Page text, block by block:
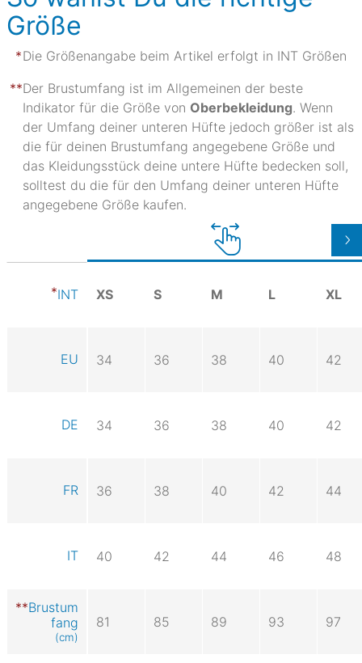
Größe
Die Größenangabe beim Artikel erfolgt in INT Größen
Der Brustumfang ist im Allgemeinen der beste
Indikator für die Größe von Oberbekleidung. Wenn
der Umfang deiner unteren Hüfte jedoch größer ist als
die für deinen Brustumfang angegebene Größe und
das Kleidungsstück deine untere Hüfte bedecken soll,
solltest du die für den Umfang deiner unteren Hüfte
angegebene Größe kaufen.
INT XS S M L XL
EU 34 36 38 40 42
DE 34 36 38 40 42
FR 36 38 40 42 44
IT 40 42 44 46 48
Brustum
fang
(cm)
81 85 89 93 97